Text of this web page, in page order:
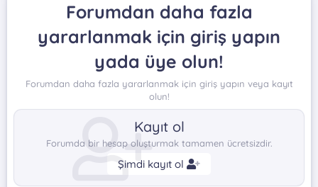
Forumdan daha fazla
yararlanmak için giriş yapın
yada üye olun!
Forumdan daha fazla yararlanmak için giriş yapın veya kayıt
olun!
Kayıt ol
Forumda bir hesap oluşturmak tamamen ücretsizdir.
Şimdi kayıt ol